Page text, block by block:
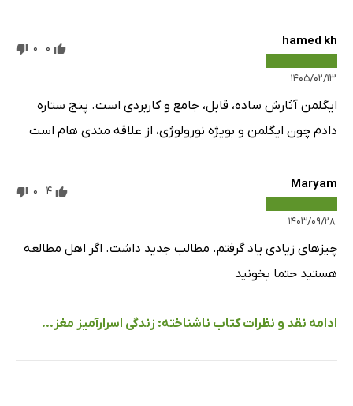
آنچه انجام می‌دهد و آنچه انجام نمی‌دهد به این معناست که
از رنگ گذرنامه شما تا ویژگی‌های نوظهور
یادداشت فصل هفتم
ضمیمه
قدردانی و تشکر
hamed kh
۱۴۰۵/۰۲/۱۳
0
0
ایگلمن آثارش ساده، قابل، جامع و کاربردی است. پنج ستاره
دادم چون ایگلمن و بویژه نورولوژی، از علاقه مندی هام است
Maryam
۱۴۰۳/۰۹/۲۸
4
0
چیزهای زیادی یاد گرفتم. مطالب جدید داشت. اگر اهل مطالعه
هستید حتما بخونید
ادامه نقد و نظرات کتاب ناشناخته: زندگی اسرارآمیز مغز...